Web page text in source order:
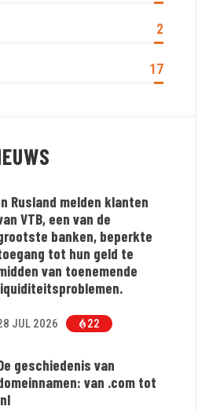
2
17
Rusland melden klanten
VTB, een van de
banken, beperkte
tot hun geld te
van toenemende
JUL 2026 22
geschiedenis van
van .com tot